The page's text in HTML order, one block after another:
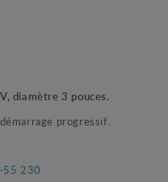
diamètre 3 pouces.
progressif.
55 230